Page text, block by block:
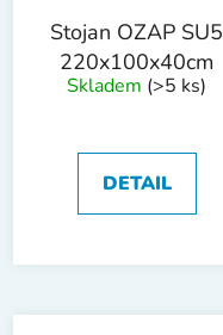
Stojan OZAP SU5
220x100x40cm
Skladem (>5 ks)
DETAIL